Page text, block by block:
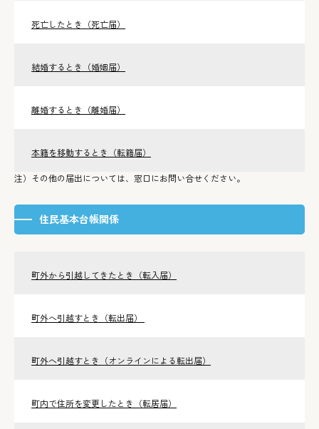
死亡したとき（死亡届）
結婚するとき（婚姻届）
離婚するとき（離婚届）
本籍を移動するとき（転籍届）
注）その他の届出については、窓口にお問い合せください。
住民基本台帳関係
町外から引越してきたとき（転入届）
町外へ引越すとき（転出届）
町外へ引越すとき（オンラインによる転出届）
町内で住所を変更したとき（転居届）